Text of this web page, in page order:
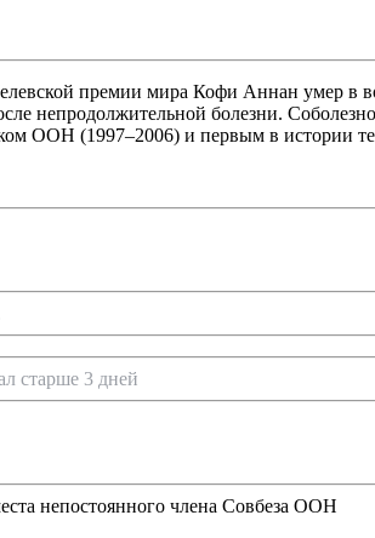
премии мира Кофи Аннан умер в
непродолжительной болезни.
ООН (1997–2006) и первым в истории
старше 3 дней